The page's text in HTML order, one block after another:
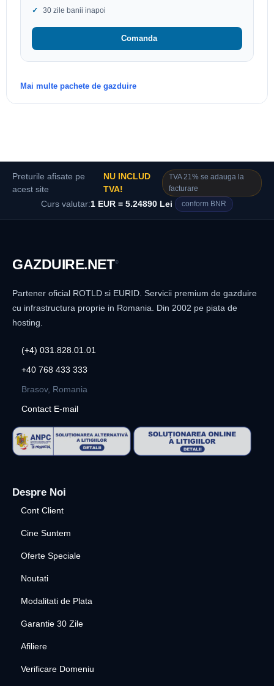
30 zile banii inapoi
Comanda
Mai multe pachete de gazduire
Preturile afisate pe
acest site
NU INCLUD
TVA!
TVA 21% se adauga la
facturare
Curs valutar:1 EUR = 5.24890 Lei conform BNR
GAZDUIRE.NET®
Partener oficial ROTLD si EURID. Servicii premium de gazduire
cu infrastructura proprie in Romania. Din 2002 pe piata de
hosting.
(+4) 031.828.01.01
+40 768 433 333
Brasov, Romania
Contact E-mail
Despre Noi
Cont Client
Cine Suntem
Oferte Speciale
Noutati
Modalitati de Plata
Garantie 30 Zile
Afiliere
Verificare Domeniu